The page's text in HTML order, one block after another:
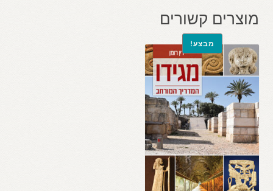
מוצרים קשורים
מבצע!